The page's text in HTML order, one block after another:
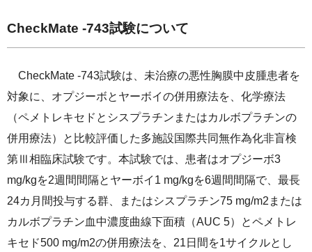
CheckMate -743試験について
CheckMate -743試験は、未治療の悪性胸膜中皮腫患者を
対象に、オプジーボとヤーボイの併用療法を、化学療法
（ペメトレキセドとシスプラチンまたはカルボプラチンの
併用療法）と比較評価した多施設国際共同無作為化非盲検
第Ⅲ相臨床試験です。本試験では、患者はオプジーボ3
mg/kgを2週間間隔とヤーボイ1 mg/kgを6週間間隔で、最長
24カ月間投与する群、またはシスプラチン75 mg/m2または
カルボプラチン血中濃度曲線下面積（AUC 5）とペメトレ
キセド500 mg/m2の併用療法を、21日間を1サイクルとし